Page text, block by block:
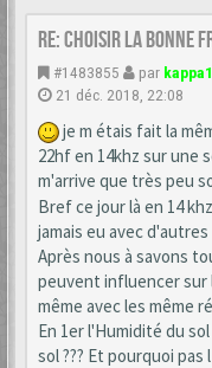
Re: choisir la bonne
#1483855 par
21 déc. 2018, 22:08
je m étais fait la
22hf en 14khz sur une
m'arrive que très peu
Bref ce jour là en 14
jamais eu avec
Après nous à savons
peuvent influencer
même avec les même
En 1er l'Humidité du
sol ??? Et pourquoi